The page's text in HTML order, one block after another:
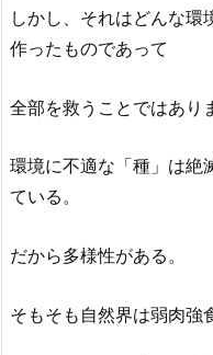
しかし、それはどんな環
作ったものであって
全部を救うことではあり
環境に不適な「種」は絶
ている。
だから多様性がある。
そもそも自然界は弱肉強